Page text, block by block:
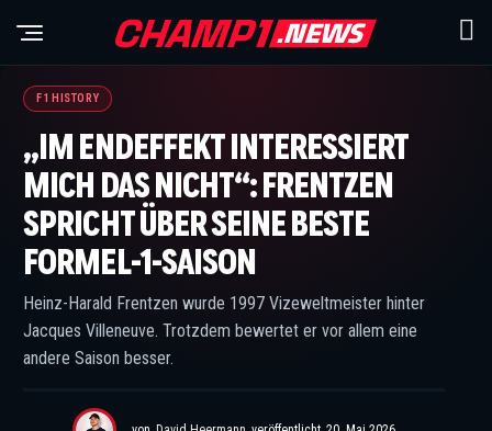
F1 HISTORY
„IM ENDEFFEKT INTERESSIERT
MICH DAS NICHT“: FRENTZEN
SPRICHT ÜBER SEINE BESTE
FORMEL-1-SAISON
Heinz-Harald Frentzen wurde 1997 Vizeweltmeister hinter
Jacques Villeneuve. Trotzdem bewertet er vor allem eine
andere Saison besser.